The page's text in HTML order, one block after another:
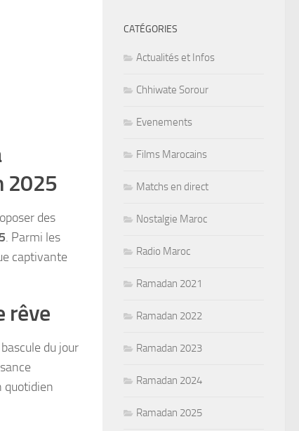
2025
des
. Parmi les
captivante
rêve
du jour
quotidien
CATÉGORIES
Actualités et Infos
Chhiwate Sorour
Evenements
Films Marocains
Matchs en direct
Nostalgie Maroc
Radio Maroc
Ramadan 2021
Ramadan 2022
Ramadan 2023
Ramadan 2024
Ramadan 2025